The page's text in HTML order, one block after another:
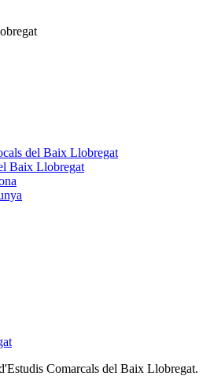
del Baix Llobregat
Baix Llobregat
Comarcals del Baix Llobregat.